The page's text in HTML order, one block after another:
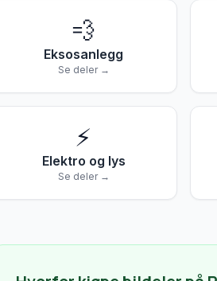
💨
Eksosanlegg
Se deler →
⚡
Elektro og lys
Se deler →